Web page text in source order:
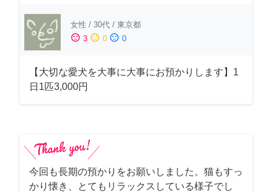
女性 / 30代 / 東京都
sentiment_satisfied 3 sentiment_neutral 0 sentiment_dissatisfied 0
【大切な愛犬を大事に大事にお預かりします】1
日1匹3,000円
今回も長期の預かりをお願いしました。猫もすっ
かり懐き、とてもリラックスしている様子でし